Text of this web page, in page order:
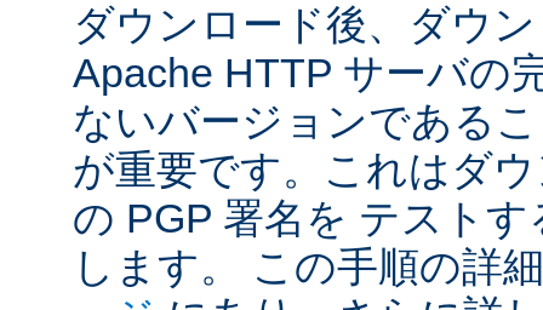
ダウンロード後、ダウ
Apache HTTP サーバの
ないバージョンである
が重要です。これはダ
の PGP 署名を テスト
します。 この手順の詳